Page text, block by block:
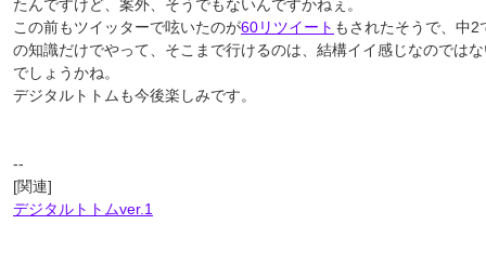
たんですけど、案外、そうでもないんですかねぇ。
この前もツイッターで呟いたのが60リツイート もされたそうで、中2
の知識だけでやって、そこまで行けるのは、結構イイ感じなのでは
でしょうかね。
デジタルトトムも今後楽しみです。
--
[関連]
デジタルトトムver.1